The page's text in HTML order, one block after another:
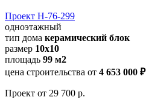
Проект Н-76-299
одноэтажный
тип дома керамический блок
размер 10x10
площадь 99 м2
цена строительства от 4 653 000 ₽
Проект от 29 700 р.